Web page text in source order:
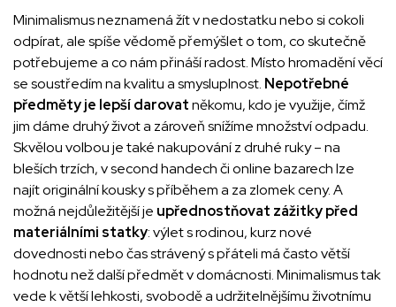
Minimalismus neznamená žít v nedostatku nebo si cokoli
odpírat, ale spíše vědomě přemýšlet o tom, co skutečně
potřebujeme a co nám přináší radost. Místo hromadění věcí
se soustředím na kvalitu a smysluplnost. Nepotřebné
předměty je lepší darovatněkomu, kdo je využije, čímž
jim dáme druhý život a zároveň snížíme množství odpadu.
Skvělou volbou je také nakupování z druhé ruky – na
bleších trzích, v second handech či online bazarech lze
najít originální kousky s příběhem a za zlomek ceny. A
možná nejdůležitější je upřednostňovat zážitky před
materiálními statky: výlet s rodinou, kurz nové
dovednosti nebo čas strávený s přáteli má často větší
hodnotu než další předmět v domácnosti. Minimalismus tak
vede k větší lehkosti, svobodě a udržitelnějšímu životnímu